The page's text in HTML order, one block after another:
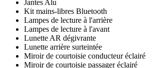
Jantes Alu
Kit mains-libres Bluetooth
Lampes de lecture à l'arrière
Lampes de lecture à l'avant
Lunette AR dégivrante
Lunette arrière surteintée
Miroir de courtoisie conducteur éclairé
Miroir de courtoisie passager éclairé